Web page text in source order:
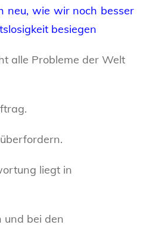
neu, wie wir noch besser
besiegen
alle Probleme der Welt
liegt in
und bei den